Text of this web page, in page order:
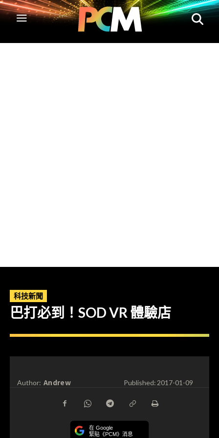
科技新聞
巴打必到！SOD VR 體驗店
Author: Andrew Published:2017-01-09
在 Google
緊貼《PCM》消息